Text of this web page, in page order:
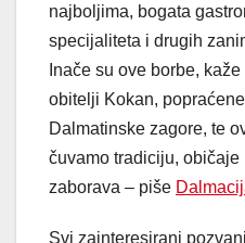
najboljima, bogata
specijaliteta i drugih
Inače su ove borbe,
obitelji Kokan,
Dalmatinske zagore, te
čuvamo tradiciju,
zaborava – piše
Svi zainteresirani